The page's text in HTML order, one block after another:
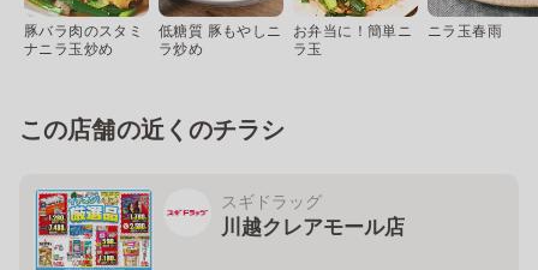
豚バラ肉のスタミ
ナニラ玉炒め
低糖質 豚もやしニ
ラ炒め
お弁当に！簡単ニ
ラ玉
ニラ玉春雨
この店舗の近くのチラシ
スギドラッグ
川越クレアモール店